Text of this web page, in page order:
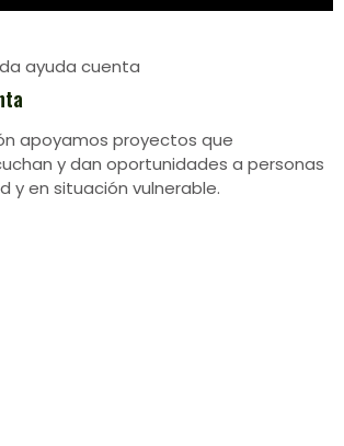
apoyamos proyectos que
y dan oportunidades a personas
y en situación vulnerable.